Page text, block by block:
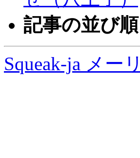
記事の並び
Squeak-ja メー